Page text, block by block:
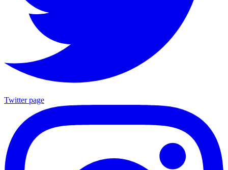
Twitter page